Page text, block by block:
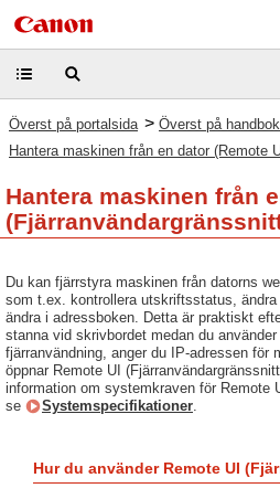
Överst på portalsida > Överst på
Hantera maskinen från en dator (Remote
Hantera maskinen från
Du kan fjärrstyra maskinen från datorns
som t.ex. kontrollera utskriftsstatus,
ändra i adressboken. Detta är praktiskt
stanna vid skrivbordet medan du
fjärranvändning, anger du IP-adressen för
öppnar Remote UI
information om systemkraven för Remote
se
Systemspecifikationer.
Hur du använder Remote UI